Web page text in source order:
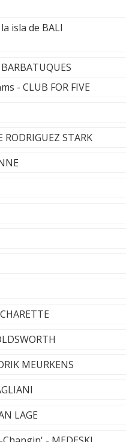
isla de BALI
- CLUB FOR FIVE
RODRIGUEZ STARK
MEURKENS
LAGE